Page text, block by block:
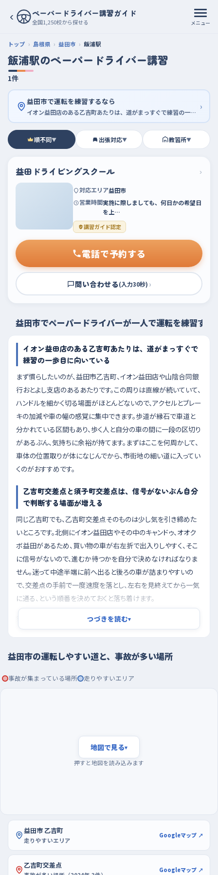
‹ ペーパードライバー講習ガイド
全国1,250校から探せる メニュー
トップ 島根県 益田市 飯浦駅
飯浦駅のペーパードライバー講習
1件
益田市で運転を練習するなら
イオン益田店のある乙吉町あたりは、道がまっすぐで練習の一歩目に向いている ›
順不同▼ 出張対応▼ 教習所▼
益田ドライビングスクール ›
対応エリア益田市
営業時間実施に際しましても、何日かの希望日
を上…
講習ガイド認定
電話で予約する
問い合わせる(入力30秒) ›
益田市でペーパードライバーが一人で運転を練習する
イオン益田店のある乙吉町あたりは、道がまっすぐで
練習の一歩目に向いている
まず慣らしたいのが、益田市乙吉町、イオン益田店や山陰合同銀
行おとよし支店のあるあたりです。この周りは直線が続いていて、
ハンドルを細かく切る場面がほとんどないので、アクセルとブレー
キの加減や車の幅の感覚に集中できます。歩道が縁石で車道と
分かれている区間もあり、歩く人と自分の車の間に一段の区切り
があるぶん、気持ちに余裕が持てます。まずはここを何周かして、
車体の位置取りが体になじんでから、市街地の細い道に入ってい
くのがおすすめです。
乙吉町交差点と須子町交差点は、信号がないぶん自分
で判断する場面が増える
同じ乙吉町でも、乙吉町交差点そのものは少し気を引き締めた
いところです。北側にイオン益田店やその中のキャンドゥ、オオク
ボ益田があるため、買い物の車が右左折で出入りしやすく、そこ
に信号がないので、進むか待つかを自分で決めなければなりま
せん。迷って中途半端に前へ出ると後ろの車が詰まりやすいの
で、交差点の手前で一度速度を落とし、左右を見終えてから一気
に通る、という順番を決めておくと落ち着けます。
須子町交差点のあたりは直線の道ですが、北西に阪神クリーニ
ング商会や湯田クリーニング店、北東に木村商会と、道沿いに用
たり、店に入ろうとする車が急に減速したりしやすいので、前の車
と余裕が生まれます。また匹見町道川のように、東へ向かって下
夕方の混み合う時間を外し、まずは広い駐車場で切り
作を確かめながら走れます。
駐車の練習場所については、今回まとまった情報がありません。
ふだん買い物で使っている店の駐車場で、空いている時間に区画
つづきを読む▾
益田市の運転しやすい道と、事故が多い場所
事故が集まっている場所 走りやすいエリア
地図で見る▾
押すと地図を読み込みます
益田市 乙吉町
走りやすいエリア
Googleマップ ↗
乙吉町交差点 Googleマップ ↗